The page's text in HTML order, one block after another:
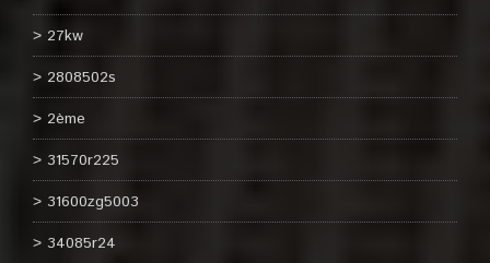
27kw
2808502s
2ème
31570r225
31600zg5003
34085r24